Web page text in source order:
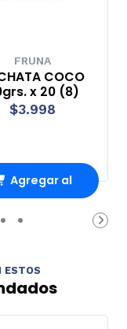
FRUNA
COCO
x 20 (8)
$3.998
Agregar al
Carro
ESTOS